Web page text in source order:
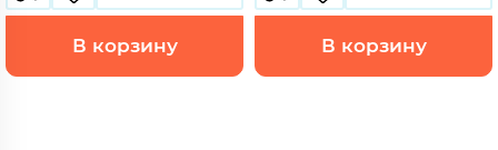
В корзину В корзину